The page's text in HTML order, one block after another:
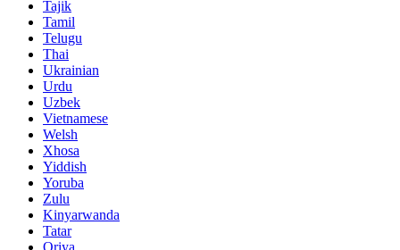
Tajik
Tamil
Telugu
Thai
Ukrainian
Urdu
Uzbek
Vietnamese
Welsh
Xhosa
Yiddish
Yoruba
Zulu
Kinyarwanda
Tatar
Oriya